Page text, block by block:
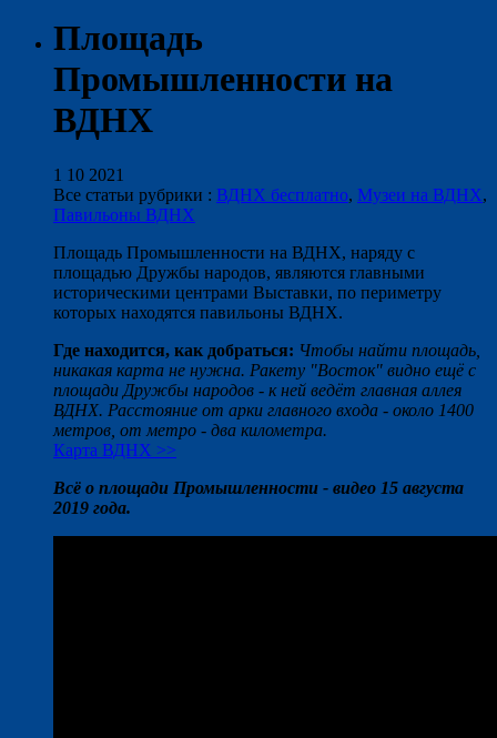
Площадь
Промышленности на
ВДНХ
1 10 2021
Все статьи рубрики : ВДНХ бесплатно, Музеи на ВДНХ,
Павильоны ВДНХ
Площадь Промышленности на ВДНХ, наряду с
площадью Дружбы народов, являются главными
историческими центрами Выставки, по периметру
которых находятся павильоны ВДНХ.
Где находится, как добраться: Чтобы найти площадь,
никакая карта не нужна. Ракету "Восток" видно ещё с
площади Дружбы народов - к ней ведёт главная аллея
ВДНХ. Расстояние от арки главного входа - около 1400
метров, от метро - два километра.
Карта ВДНХ >>
Всё о площади Промышленности - видео 15 августа
2019 года.